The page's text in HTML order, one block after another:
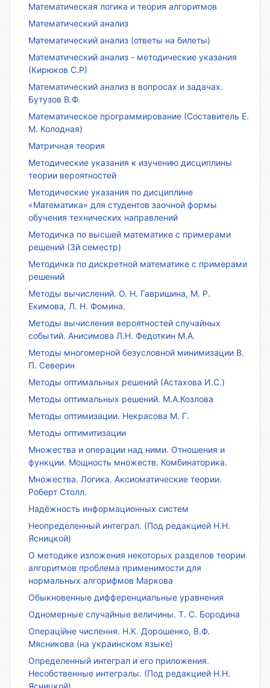
Математическая логика и теория алгоритмов
Математический анализ
Математический анализ (ответы на билеты)
Математический анализ - методические указания
(Кирюков С.Р)
Математический анализ в вопросах и задачах.
Бутузов В.Ф.
Математическое программирование (Составитель Е.
М. Колодная)
Матричная теория
Методические указания к изучению дисциплины
теории вероятностей
Методические указания по дисциплине
«Математика» для студентов заочной формы
обучения технических направлений
Методичка по высшей математике с примерами
решений (3й семестр)
Методичка по дискретной математике с примерами
решений
Методы вычислений. О. Н. Гавришина, М. Р.
Екимова, Л. Н. Фомина.
Методы вычисления вероятностей случайных
событий. Анисимова Л.Н. Федоткин М.А.
Методы многомерной безусловной минимизации В.
П. Северин
Методы оптимальных решений (Астахова И.С.)
Методы оптимальных решений. М.А.Козлова
Методы оптимизации. Некрасова М. Г.
Методы оптимитизации
Множества и операции над ними. Отношения и
функции. Мощность множеств. Комбинаторика.
Множества. Логика. Аксиоматические теории.
Роберт Столл.
Надёжность информационных систем
Неопределенный интеграл. (Под редакцией Н.Н.
Ясницкой)
О методике изложения некоторых разделов теории
алгоритмов проблема применимости для
нормальных алгорифмов Маркова
Обыкновенные дифференциальные уравнения
Одномерные случайные величины. Т. С. Бородина
Операційне числення. Н.К. Дорошенко, В.Ф.
Мясникова (на украинском языке)
Определенный интеграл и его приложения.
Несобственные интегралы. (Под редакцией Н.Н.
Ясницкой)